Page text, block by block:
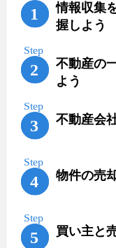
情報収集
握しよう
不動産の
よう
不動産会
物件の売
買い主と